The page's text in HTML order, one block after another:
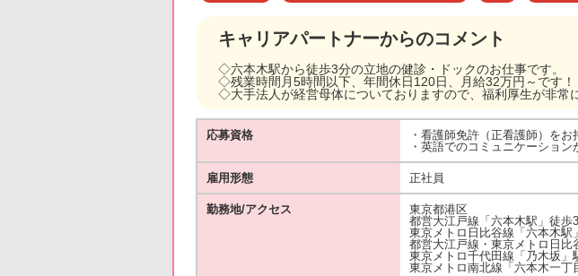
キャリアパートナーからのコメント
◇六本木駅から徒歩3分の立地の健診・ドックのお仕事です。
◇残業時間月5時間以下、年間休日120日、月給32万円～です！
◇大手法人が経営母体についておりますので、福利厚生が非常
応募資格
・看護師免許（正看護師）をお
・英語でのコミュニケーショ
雇用形態 正社員
勤務地/アクセス
東京都港区
都営大江戸線「六本木駅」徒歩
東京メトロ日比谷線「六本木駅
都営大江戸線・東京メトロ日比
東京メトロ千代田線「乃木坂」
東京メトロ南北線「六本木一丁